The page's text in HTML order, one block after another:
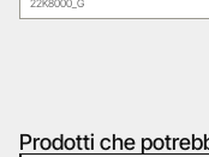
22K8000_G
Prodotti che